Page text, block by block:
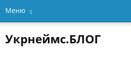
Меню
Укрнеймс.БЛОГ